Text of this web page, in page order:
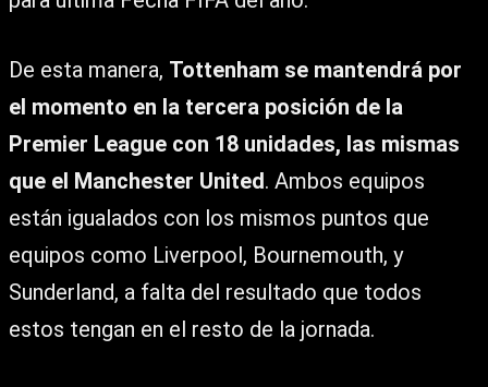
De esta manera, Tottenham se mantendrá por
el momento en la tercera posición de la
Premier League con 18 unidades, las mismas
que el Manchester United. Ambos equipos
están igualados con los mismos puntos que
equipos como Liverpool, Bournemouth, y
Sunderland, a falta del resultado que todos
estos tengan en el resto de la jornada.